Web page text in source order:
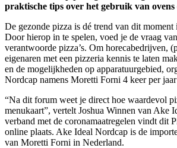
praktische tips over het gebruik van ovens
De gezonde pizza is dé trend van dit moment
Door hierop in te spelen, voed je de vraag
verantwoorde pizza’s. Om horecabedrijven,
eigenaren met een pizzeria kennis te laten
en de mogelijkheden op apparatuurgebied,
Nordcap namens Moretti Forni 4 keer per
“Na dit forum weet je direct hoe waardevol
menukaart”, vertelt Joshua Winnen van Ake
verband met de coronamaatregelen vindt dit
online plaats. Ake Ideal Nordcap is de
van Moretti Forni in Nederland.